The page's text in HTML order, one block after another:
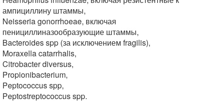
ампициллину штаммы,
Neisseria gonorrhoeae, включая
пенициллиназообразующие штаммы,
Bacteroides spp (за исключением fragilis),
Moraxella catarrhalis,
Citrobacter diversus,
Propionibacterium,
Peptococcus spp,
Peptostreptococcus spp.